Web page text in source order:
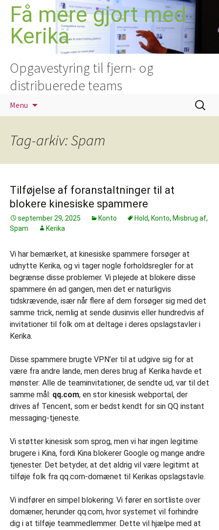
Hop
indhold
Få mere gjort med
Kerika
Opgavestyring til fjern- og
distribuerede teams
Menu
Søg
efter:
Tag-arkiv: Spam
Tilføjelse af foranstaltninger til at
blokere kinesiske spammere
september 29, 2025 Konto Hold, Konto, Misbrug af,
Spam
Kerika
Vi har bemærket, at kinesiske spammere forsøger at
udnytte Kerika, og vi tager nogle forholdsregler for at
begrænse disse problemer. Vi plejede at blokere disse
spammere én ad gangen, men det er naturligvis
tidskrævende, især når flere af dem forsøger sig med det
samme trick, nemlig at sende dusinvis eller hundredvis af
invitationer til folk om at deltage i deres opslagstavler i
Kerika.
Disse spammere brugte VPN’er til at udgive sig for at
være fra andre lande, men deres brug af Kerika havde et
mønster: Alle de teaminvitationer, de sendte ud, var til det
samme mål: qq.com, en stor kinesisk webportal, der
drives af Tencent, som er bedst kendt for sin QQ instant
messaging-tjeneste.
Vi støtter kinesisk som sprog, men vi har ingen legitime
brugere i Kina, fordi Kina blokerer Google og mange andre
tjenester. Det betyder, at det aldrig vil være legitimt at
tilføje folk fra qq.com-domænet til Kerikas opslagstavle.
Vi indfører en simpel blokering: Vi fører en sortliste over
domæner, herunder qq.com, hvor systemet vil forhindre
dig i at tilføje teammedlemmer. Dette vil hjælpe med at